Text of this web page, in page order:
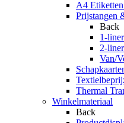
A4
Prijstangen
Back
1-
2-
Van/
Thermal
Winkelmateriaal
Back